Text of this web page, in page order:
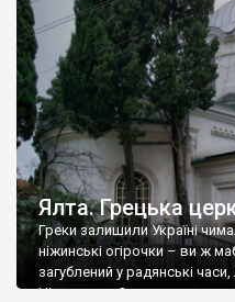
Ялта. Грецька
Греки залишили Україні
ніжинські огірочки – ви ж
загублений у радянські
Ніжин греки?